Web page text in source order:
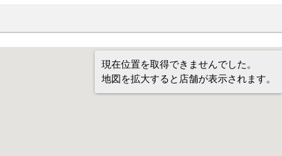
現在位置を取得できませんでした。
地図を拡大すると店舗が表示されます。